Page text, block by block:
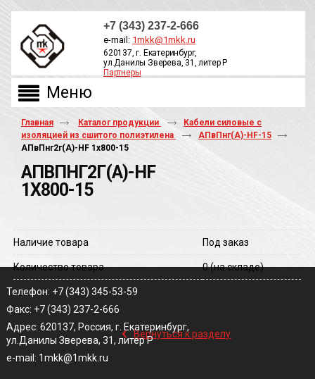
+7 (343) 237-2-666
e-mail: 1mkk@1mkk.ru
620137, г. Екатеринбург,
ул.Данилы Зверева, 31, литер Р
Партнеры
Главная Каталог продукции
Кабели силовые с
изоляцией из сшитого полиэтилена
АПвПнг(А)-HF-15
АПвПнг2г(A)-HF 1х800-15
АПВПНГ2Г(A)-HF
1Х800-15
Наличие товара Под заказ
Количество товара 0(на складе)
‹ Вернуться к разделу
Телефон: +7 (343) 345-53-59
Факс: +7 (343) 237-2-666
Адрес: 620137, Россия, г. Екатеринбург,
ул.Данилы Зверева, 31, литер Р
e-mail: 1mkk@1mkk.ru